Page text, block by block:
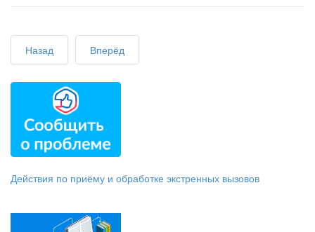
Назад Вперёд
Действия по приёму и обработке экстренных вызовов